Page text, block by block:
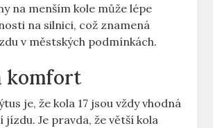
na menším kole může⁢ lépe
na silnici, což znamená
v městských podmínkách.
komfort
je, že ‍kola 17 jsou​ vždy vhodná
Je pravda,​ že větší kola‍